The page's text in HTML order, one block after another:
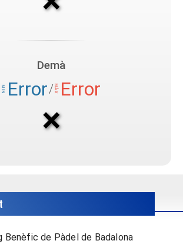
Benèfic de Pàdel de Badalona